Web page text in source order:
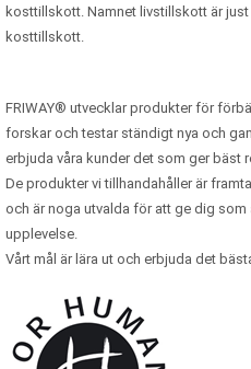
kosttillskott. Namnet livstillskott är
kosttillskott.
FRIWAY® utvecklar produkter för
forskar och testar ständigt nya och
erbjuda våra kunder det som ger bäst
De produkter vi tillhandahåller är
och är noga utvalda för att ge dig
upplevelse.
Vårt mål är lära ut och erbjuda det